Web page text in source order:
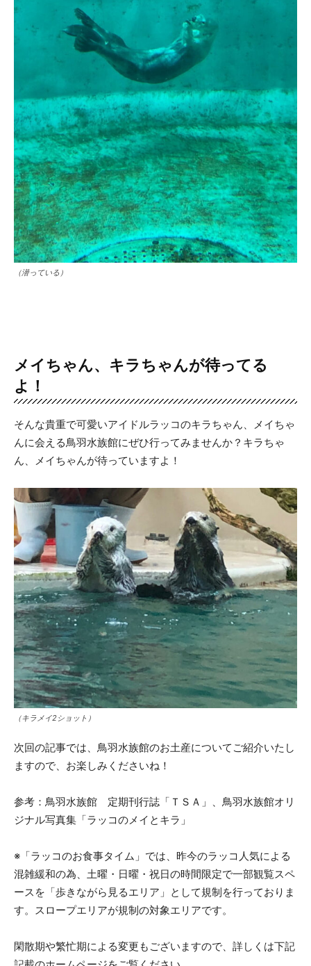
（潜っている）
メイちゃん、キラちゃんが待ってる
よ！
そんな貴重で可愛いアイドルラッコのキラちゃん、メイちゃ
んに会える鳥羽水族館にぜひ行ってみませんか？キラちゃ
ん、メイちゃんが待っていますよ！
（キラメイ2ショット）
次回の記事では、鳥羽水族館のお土産についてご紹介いたし
ますので、お楽しみくださいね！
参考：鳥羽水族館 定期刊行誌「ＴＳＡ」、鳥羽水族館オリ
ジナル写真集「ラッコのメイとキラ」
※「ラッコのお食事タイム」では、昨今のラッコ人気による
混雑緩和の為、土曜・日曜・祝日の時間限定で一部観覧スペ
ースを「歩きながら見るエリア」として規制を行っておりま
す。スロープエリアが規制の対象エリアです。
閑散期や繁忙期による変更もございますので、詳しくは下記